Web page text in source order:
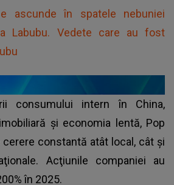
ascunde în spatele nebuniei
Labubu. Vedete care au fost
consumului intern în China,
şi economia lentă, Pop
constantă atât local, cât şi
Acţiunile companiei au
în 2025.